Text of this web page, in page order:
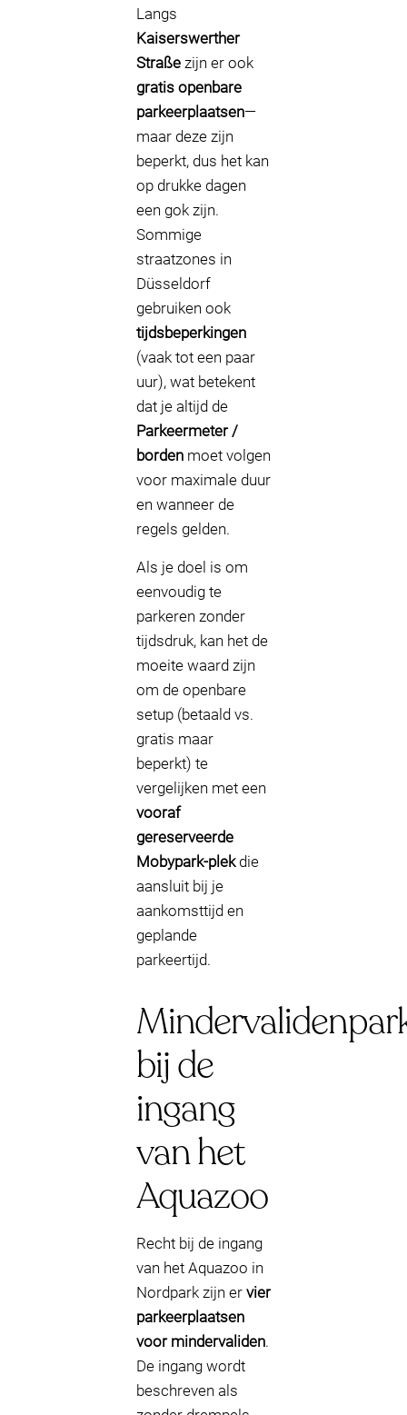
Langs
Kaiserswerther
Straße zijn er ook
gratis openbare
parkeerplaatsen—
maar deze zijn
beperkt, dus het kan
op drukke dagen
een gok zijn.
Sommige
straatzones in
Düsseldorf
gebruiken ook
tijdsbeperkingen
(vaak tot een paar
uur), wat betekent
dat je altijd de
Parkeermeter /
borden moet volgen
voor maximale duur
en wanneer de
regels gelden.
Als je doel is om
eenvoudig te
parkeren zonder
tijdsdruk, kan het de
moeite waard zijn
om de openbare
setup (betaald vs.
gratis maar
beperkt) te
vergelijken met een
vooraf
gereserveerde
Mobypark-plekdie
aansluit bij je
aankomsttijd en
geplande
parkeertijd.
bij de
ingang
van het
Aquazoo
Recht bij de ingang
van het Aquazoo in
Nordpark zijn er vier
parkeerplaatsen
voor mindervaliden.
De ingang wordt
beschreven als